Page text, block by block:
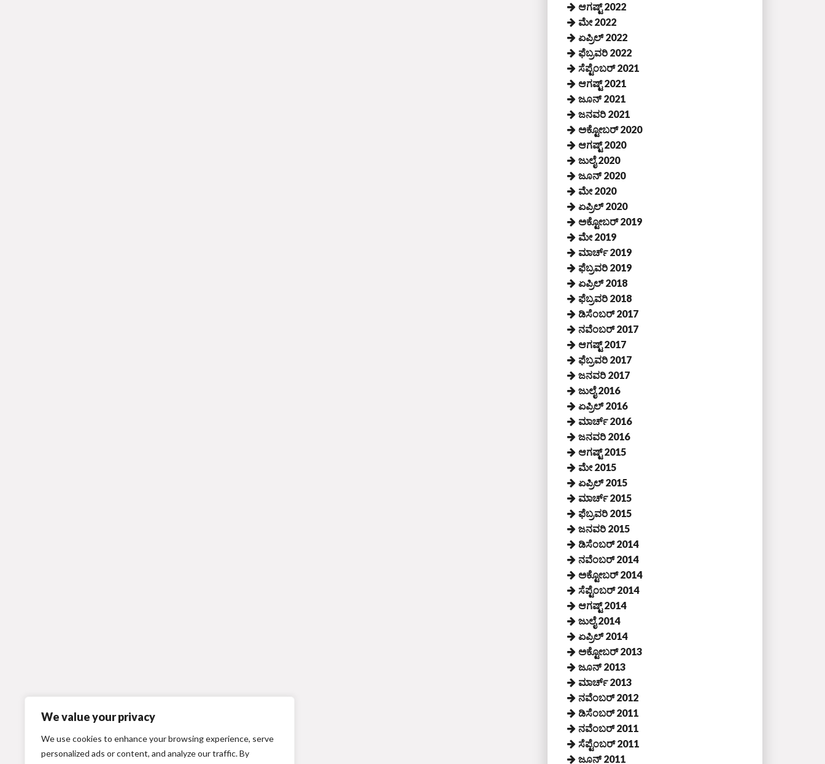
We value your privacy
We use cookies to enhance your browsing experience, serve
personalized ads or content, and analyze our traffic. By
ಆಗಷ್ಟ್ 2022
ಮೇ 2022
ಏಪ್ರಿಲ್ 2022
ಫೆಬ್ರವರಿ 2022
ಸೆಪ್ಟೆಂಬರ್ 2021
ಆಗಷ್ಟ್ 2021
ಜೂನ್ 2021
ಜನವರಿ 2021
ಅಕ್ಟೋಬರ್ 2020
ಆಗಷ್ಟ್ 2020
ಜುಲೈ 2020
ಜೂನ್ 2020
ಮೇ 2020
ಏಪ್ರಿಲ್ 2020
ಅಕ್ಟೋಬರ್ 2019
ಮೇ 2019
ಮಾರ್ಚ್ 2019
ಫೆಬ್ರವರಿ 2019
ಏಪ್ರಿಲ್ 2018
ಫೆಬ್ರವರಿ 2018
ಡಿಸೆಂಬರ್ 2017
ನವೆಂಬರ್ 2017
ಆಗಷ್ಟ್ 2017
ಫೆಬ್ರವರಿ 2017
ಜನವರಿ 2017
ಜುಲೈ 2016
ಏಪ್ರಿಲ್ 2016
ಮಾರ್ಚ್ 2016
ಜನವರಿ 2016
ಆಗಷ್ಟ್ 2015
ಮೇ 2015
ಏಪ್ರಿಲ್ 2015
ಮಾರ್ಚ್ 2015
ಫೆಬ್ರವರಿ 2015
ಜನವರಿ 2015
ಡಿಸೆಂಬರ್ 2014
ನವೆಂಬರ್ 2014
ಅಕ್ಟೋಬರ್ 2014
ಸೆಪ್ಟೆಂಬರ್ 2014
ಆಗಷ್ಟ್ 2014
ಜುಲೈ 2014
ಏಪ್ರಿಲ್ 2014
ಅಕ್ಟೋಬರ್ 2013
ಜೂನ್ 2013
ಮಾರ್ಚ್ 2013
ನವೆಂಬರ್ 2012
ಡಿಸೆಂಬರ್ 2011
ನವೆಂಬರ್ 2011
ಸೆಪ್ಟೆಂಬರ್ 2011
ಜೂನ್ 2011